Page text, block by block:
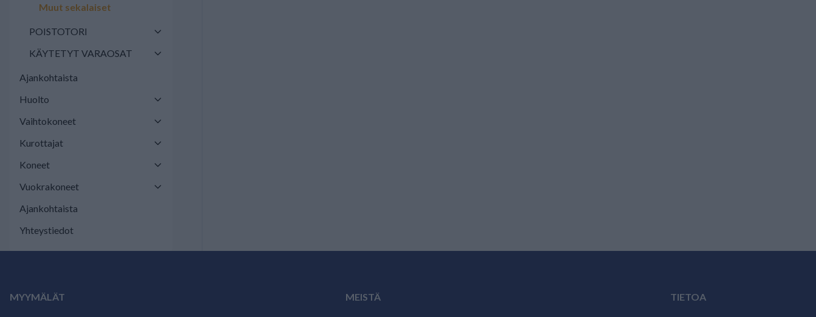
Muut sekalaiset
POISTOTORI
KÄYTETYT VARAOSAT
Ajankohtaista
Huolto
Vaihtokoneet
Kurottajat
Koneet
Vuokrakoneet
Ajankohtaista
Yhteystiedot
MYYMÄLÄT MEISTÄ TIETOA